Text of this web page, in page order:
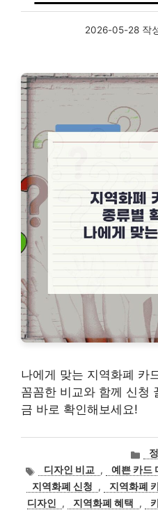
2026-05-28 작
나에게 맞는 지역화폐 카
꼼꼼한 비교와 함께 신청
금 바로 확인해보세요!
카
테
고
리
태
그
디자인 비교 , 예쁜 카드
지역화폐 신청
, 지역화폐
디자인
, 지역화폐 혜택 ,